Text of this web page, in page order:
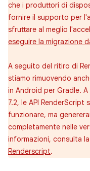
che i produttori di
fornire il supporto per
sfruttare al meglio
eseguire la migrazione
A seguito del ritiro di
stiamo rimuovendo
in Android per Gradle.
7.2, le API
funzionare, ma
completamente nelle
informazioni, consulta
Renderscript.